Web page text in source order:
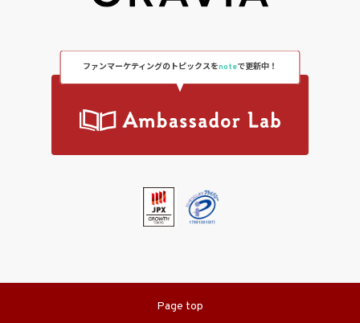
ファンマーケティングのトピックスをnoteで更新中！
Page top